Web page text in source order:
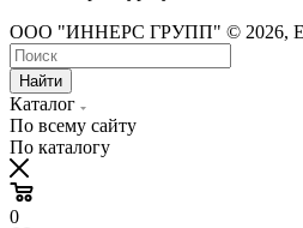
ООО "ИННЕРС ГРУПП" © 2026,
Найти
Каталог
По всему сайту
По каталогу
0